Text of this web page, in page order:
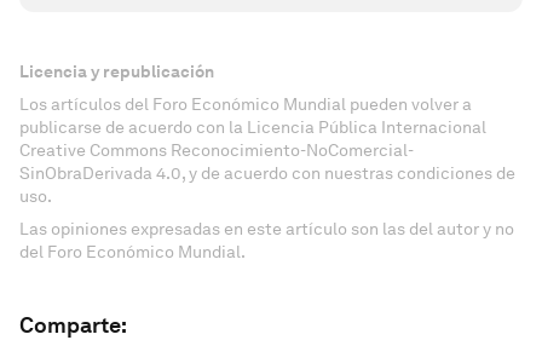
Licencia y republicación
Los artículos del Foro Económico Mundial pueden volver a
publicarse de acuerdo con la Licencia Pública Internacional
Creative Commons Reconocimiento-NoComercial-
SinObraDerivada 4.0, y de acuerdo con nuestras condiciones de
uso.
Las opiniones expresadas en este artículo son las del autor y no
del Foro Económico Mundial.
Comparte: